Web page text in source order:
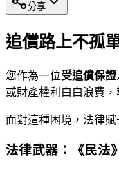
分享
追償路上不孤
您作為一位受追償保證
或財產權利白白浪費
面對這種困境，法律
法律武器：《民法